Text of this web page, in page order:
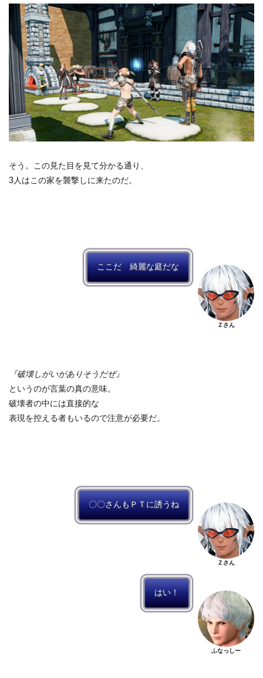
そう。この見た目を見て分かる通り、
3人はこの家を襲撃しに来たのだ。
ここだ 綺麗な庭だな
Ｚさん
『破壊しがいがありそうだぜ』
というのが言葉の真の意味。
破壊者の中には直接的な
表現を控える者もいるので注意が必要だ。
〇〇さんもＰＴに誘うね
Ｚさん
はい！
ふなっしー